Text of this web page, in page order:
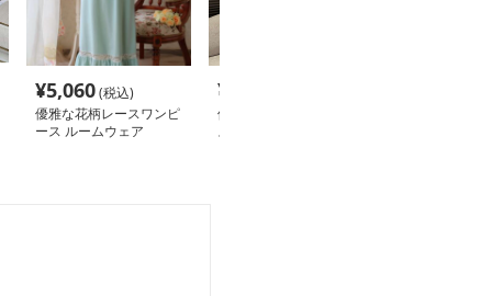
¥5,060(税込)
優雅な花柄レースワンピ
ース ルームウェア
¥
優雅な夢見るナイトドレ
ス ルームウェア